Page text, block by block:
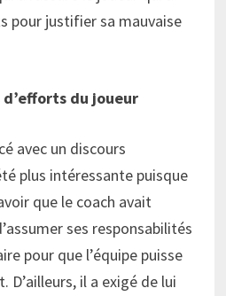
pour justifier sa mauvaise
d’efforts du joueur
avec un discours
plus intéressante puisque
que le coach avait
ses responsabilités
pour que l’équipe puisse
il a exigé de lui